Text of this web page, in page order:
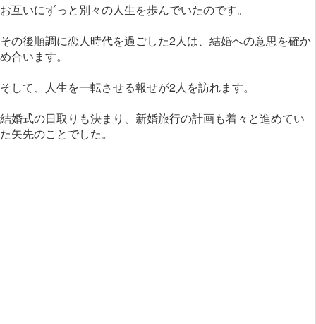
お互いにずっと別々の人生を歩んでいたのです。
その後順調に恋人時代を過ごした2人は、結婚への意思を確か
め合います。
そして、人生を一転させる報せが2人を訪れます。
結婚式の日取りも決まり、新婚旅行の計画も着々と進めてい
た矢先のことでした。